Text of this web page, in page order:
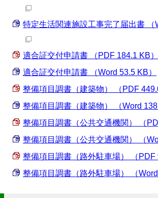
特定生活関連施設工事完了届出書 （
適合証交付申請書 （PDF 184.1 KB）
適合証交付申請書 （Word 53.5 KB）
整備項目調書（建築物） （PDF
整備項目調書（建築物） （Word
整備項目調書（公共交通機関） （
整備項目調書（公共交通機関） （
整備項目調書（路外駐車場） （PDF
整備項目調書（路外駐車場） （Word